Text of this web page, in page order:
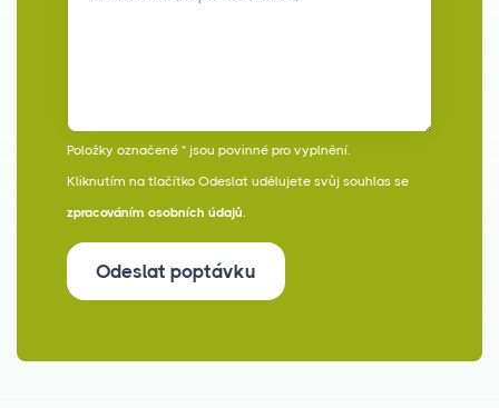
Položky označené * jsou povinné pro vyplnění.
Kliknutím na tlačítko Odeslat udělujete svůj souhlas se
zpracováním osobních údajů.
Odeslat poptávku